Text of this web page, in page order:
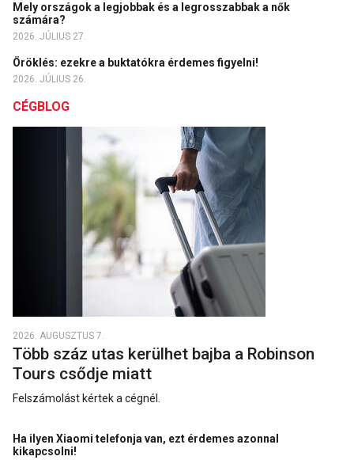
Mely országok a legjobbak és a legrosszabbak a nők
számára?
2026. JÚLIUS 27.
Öröklés: ezekre a buktatókra érdemes figyelni!
2026. JÚLIUS 26.
CÉGBLOG
2026. AUGUSZTUS 7.
Több száz utas kerülhet bajba a Robinson
Tours csődje miatt
Felszámolást kértek a cégnél.
Ha ilyen Xiaomi telefonja van, ezt érdemes azonnal
kikapcsolni!